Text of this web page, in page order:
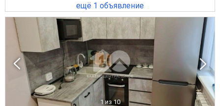
ещё 1 объявление
1 из 10